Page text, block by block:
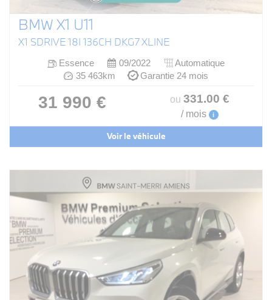
BMW X1 U11
X1 SDRIVE 18I 136CH DKG7 XLINE
Essence 09/2022
Automatique
35 463km
Garantie 24 mois
31 990 € ou 331.00 €
/ mois i
Voir le véhicule